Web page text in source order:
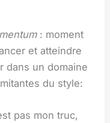
: moment
et atteindre
dans un domaine
du style:
pas mon truc,